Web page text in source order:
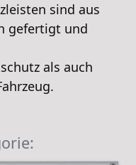
sind aus
gefertigt und
als auch